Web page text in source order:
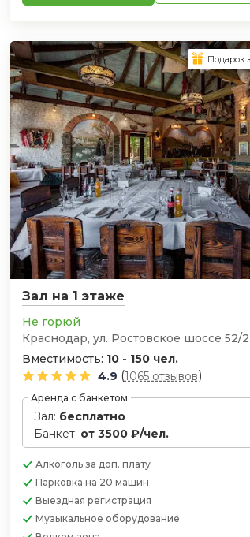
Зал на 1 этаже
Не горюй
Краснодар, ул. Ростовское шоссе 52/2
Вместимость: 10 - 150 чел.
4.9 (1065 отзывов)
Аренда с банкетом
Зал: бесплатно
Банкет: от 3500 ₽/чел.
Алкоголь за доп. плату
Парковка на 20 машин
Выездная регистрация
Музыкальное оборудование
Подарок